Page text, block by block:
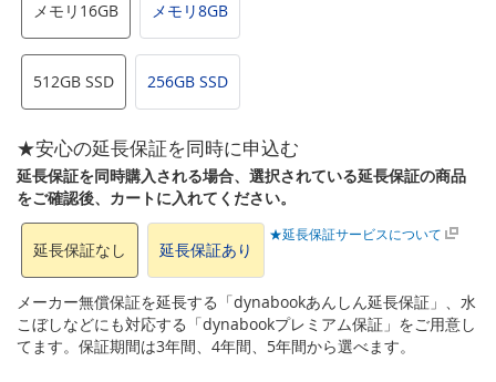
メモリ16GB メモリ8GB
512GB SSD 256GB SSD
★安心の延長保証を同時に申込む
延長保証を同時購入される場合、選択されている延長保証の商品
をご確認後、カートに入れてください。
延長保証なし 延長保証あり
★延長保証サービスについて
メーカー無償保証を延長する「dynabookあんしん延長保証」、水
こぼしなどにも対応する「dynabookプレミアム保証」をご用意し
てます。保証期間は3年間、4年間、5年間から選べます。